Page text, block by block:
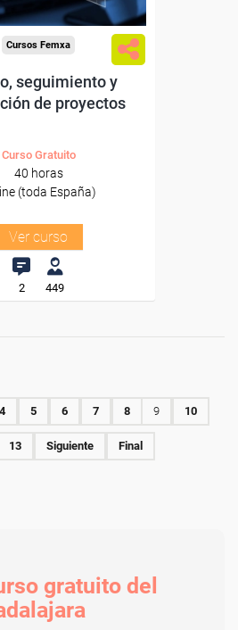
Cursos Femxa
seguimiento y
de proyectos
Curso Gratuito
40 horas
(toda España)
Ver curso
2 449
4 5 6 7 8 9 10
13 Siguiente Final
gratuito del